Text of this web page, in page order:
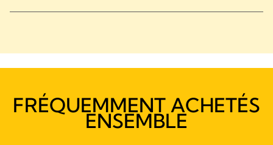
FRÉQUEMMENT ACHETÉS
ENSEMBLE